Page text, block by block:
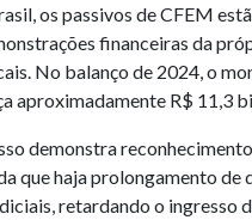
os passivos de CFEM
financeiras da
No balanço de 2024, o
aproximadamente R$ 11,3
demonstra
que haja prolongamento de
retardando o ingresso